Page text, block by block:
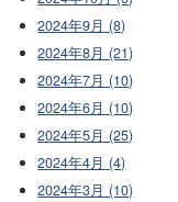
2024年9月 (8)
2024年8月 (21)
2024年7月 (10)
2024年6月 (10)
2024年5月 (25)
2024年4月 (4)
2024年3月 (10)